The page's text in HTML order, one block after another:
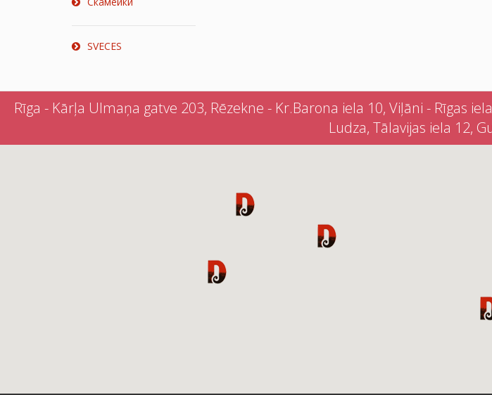
SVECES
Rīga - Kārļa Ulmaņa gatve 203, Rēzekne - Kr.Barona iela 10, Viļāni - Rīgas
Ludza, Tālavijas iela 12,